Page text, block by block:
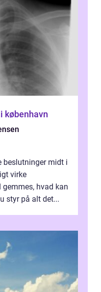
københavn
beslutninger midt i
virke
hvad kan
styr på alt det...